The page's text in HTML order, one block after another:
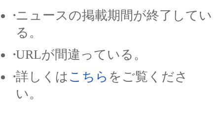
ニュースの掲載期間が終了してい
る。
URLが間違っている。
詳しくは こちら をご覧くださ
い。